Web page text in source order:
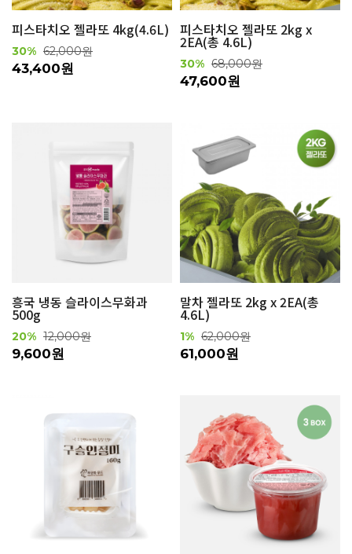
피스타치오 젤라또 4kg(4.6L)
30% 62,000원
43,400원
피스타치오 젤라또 2kg x
2EA(총 4.6L)
30% 68,000원
47,600원
흥국 냉동 슬라이스무화과
500g
20% 12,000원
9,600원
말차 젤라또 2kg x 2EA(총
4.6L)
1% 62,000원
61,000원